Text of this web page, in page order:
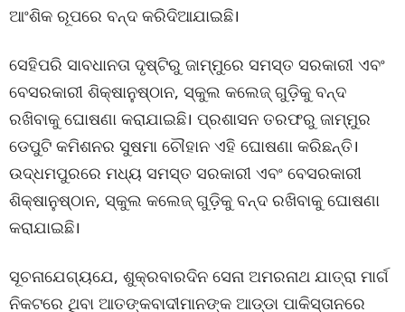
ଆଂଶିକ ରୂପରେ ବନ୍ଦ କରିଦିଆଯାଇଛି।
ସେହିପରି ସାବଧାନତା ଦୃଷ୍ଟିରୁ ଜାମ୍ମୁରେ ସମସ୍ତ ସରକାରୀ ଏବଂ
ବେସରକାରୀ ଶିକ୍ଷାନୁଷ୍ଠାନ, ସ୍କୁଲ କଲେଜ୍ ଗୁଡ଼ିକୁ ବନ୍ଦ
ରଖିବାକୁ ଘୋଷଣା କରାଯାଇଛି। ପ୍ରଶାସନ ତରଫରୁ ଜାମ୍ମୁର
ଡେପୁଟି କମିଶନର ସୁଷମା ଚୌହାନ ଏହି ଘୋଷଣା କରିଛନ୍ତି।
ଉଦ୍ଧମପୁରରେ ମଧ୍ୟ ସମସ୍ତ ସରକାରୀ ଏବଂ ବେସରକାରୀ
ଶିକ୍ଷାନୁଷ୍ଠାନ, ସ୍କୁଲ କଲେଜ୍ ଗୁଡ଼ିକୁ ବନ୍ଦ ରଖିବାକୁ ଘୋଷଣା
କରାଯାଇଛି।
ସୂଚନାଯେଗ୍ୟଯେ, ଶୁକ୍ରବାରଦିନ ସେନା ଅମରନାଥ ଯାତ୍ରା ମାର୍ଗ
ନିକଟରେ ଥିବା ଆତଙ୍କବାଦୀମାନଙ୍କ ଆଡ୍ଡା ପାକିସ୍ତାନରେ